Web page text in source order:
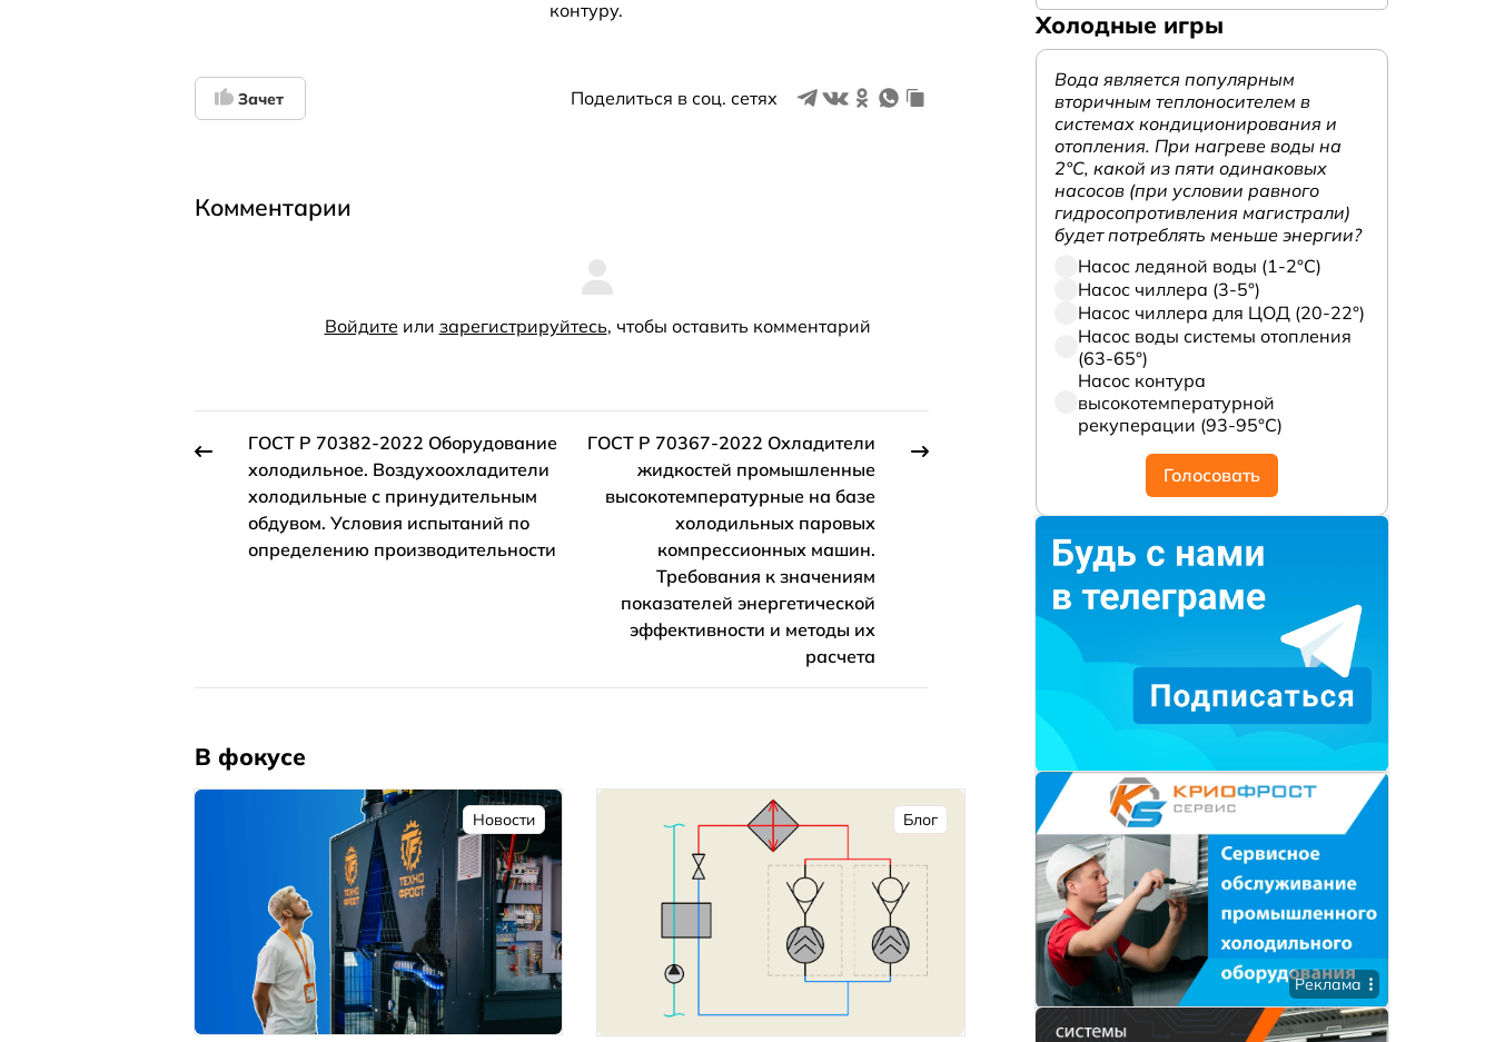
контуру.
Зачет Поделиться в соц. сетях
Комментарии
Войдите или зарегистрируйтесь, чтобы оставить комментарий
ГОСТ Р 70382-2022 Оборудование
холодильное. Воздухоохладители
холодильные с принудительным
обдувом. Условия испытаний по
определению производительности
ГОСТ Р 70367-2022 Охладители
жидкостей промышленные
высокотемпературные на базе
холодильных паровых
компрессионных машин.
Требования к значениям
показателей энергетической
эффективности и методы их
расчета
В фокусе
Новости Блог
Холодные игры
Вода является популярным
вторичным теплоносителем в
системах кондиционирования и
отопления. При нагреве воды на
2°С, какой из пяти одинаковых
насосов (при условии равного
гидросопротивления магистрали)
будет потреблять меньше энергии?
Насос ледяной воды (1-2°С)
Насос чиллера (3-5°)
Насос чиллера для ЦОД (20-22°)
Насос воды системы отопления
(63-65°)
Насос контура
высокотемпературной
рекуперации (93-95°С)
Голосовать
Реклама